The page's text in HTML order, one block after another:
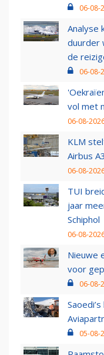
06-08-
Analyse
duurder
de
06-08-
vol met
06-08-
KLM
Airbus
06-08-
TUI
jaar
Schiphol
06-08-
Nieuwe
voor
06-08-
05-08-